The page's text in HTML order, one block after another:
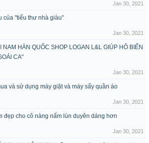
Jan 30, 2021
của "tiểu thư nhà giàu"
Jan 30, 2021
NAM HÀN QUỐC SHOP LOGAN L&L GIÚP HÔ BIẾN
CA"
Jan 30, 2021
và sử dụng máy giặt và máy sấy quần áo
Jan 30, 2021
đẹp cho cô nàng nấm lùn duyên dáng hơn
Jan 30, 2021